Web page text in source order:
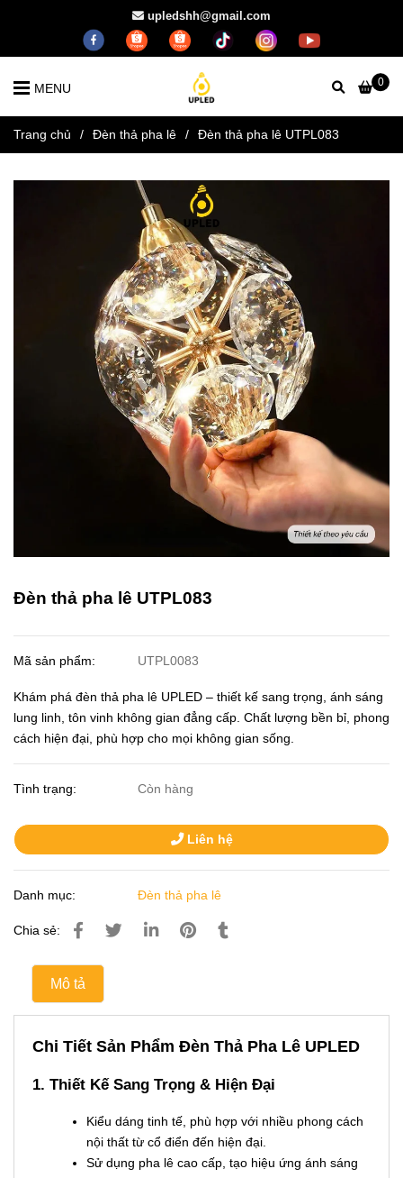
upledshh@gmail.com
0
MENU
Trang chủ / Đèn thả pha lê / Đèn thả pha lê UTPL083
Đèn thả pha lê UTPL083
Mã sản phẩm: UTPL0083
Khám phá đèn thả pha lê UPLED – thiết kế sang trọng, ánh sáng
lung linh, tôn vinh không gian đẳng cấp. Chất lượng bền bỉ, phong
cách hiện đại, phù hợp cho mọi không gian sống.
Tình trạng: Còn hàng
Liên hệ
Danh mục: Đèn thả pha lê
Chia sẻ:
Mô tả
Chi Tiết Sản Phẩm Đèn Thả Pha Lê UPLED
1. Thiết Kế Sang Trọng & Hiện Đại
Kiểu dáng tinh tế, phù hợp với nhiều phong cách
nội thất từ cổ điển đến hiện đại.
Sử dụng pha lê cao cấp, tạo hiệu ứng ánh sáng